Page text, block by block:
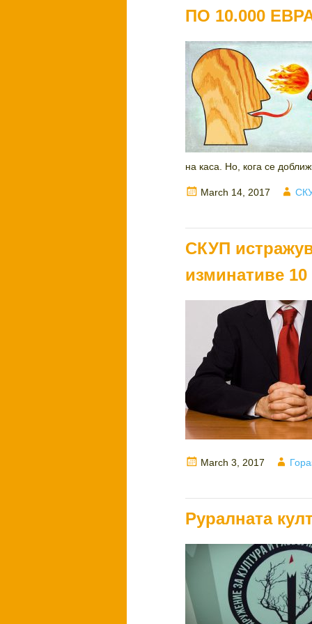
ПО 10.000
на каса. Но, кога се
Posted
March 14, 2017
СКУП
изминативе
Posted
March 3, 2017
Руралната